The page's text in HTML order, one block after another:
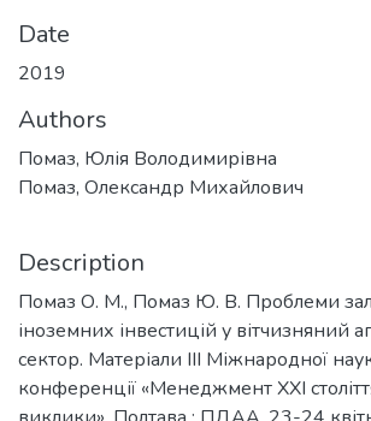
Date
2019
Authors
Помаз, Юлія Володимирівна
Помаз, Олександр Михайлович
Description
Помаз О. М., Помаз Ю. В. Проблеми
іноземних інвестицій у вітчизняний
сектор. Матеріали ІІІ Міжнародної
конференції «Менеджмент ХХІ